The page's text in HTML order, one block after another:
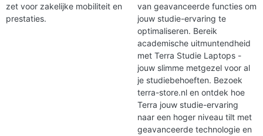
zet voor zakelijke mobiliteit en
prestaties.
van geavanceerde functies om
jouw studie-ervaring te
optimaliseren. Bereik
academische uitmuntendheid
met Terra Studie Laptops -
jouw slimme metgezel voor al
je studiebehoeften. Bezoek
terra-store.nl en ontdek hoe
Terra jouw studie-ervaring
naar een hoger niveau tilt met
geavanceerde technologie en